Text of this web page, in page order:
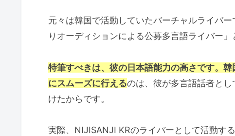
元々は韓国で活動していたバーチャルライバ
りオーディションによる公募多言語ライバー
特筆すべきは、彼の日本語能力の高さです。
にスムーズに行えるのは、彼が多言語話者と
けたからです。
実際、NIJISANJI KRのライバーとして活動す